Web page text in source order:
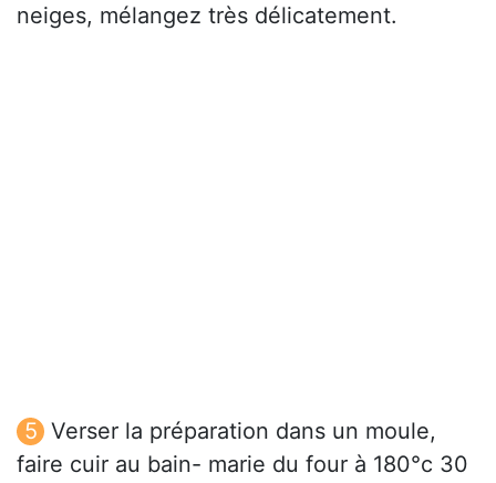
neiges, mélangez très délicatement.
Verser la préparation dans un moule,
faire cuir au bain- marie du four à 180°c 30